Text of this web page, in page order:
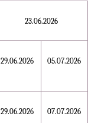
23.06.2026
29.06.2026 05.07.2026
29.06.2026 07.07.2026